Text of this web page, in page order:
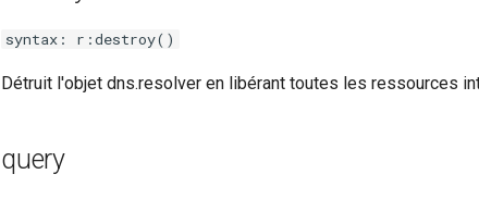
syntax: r:destroy()
Détruit l'objet dns.resolver en libérant toutes les ressources
query